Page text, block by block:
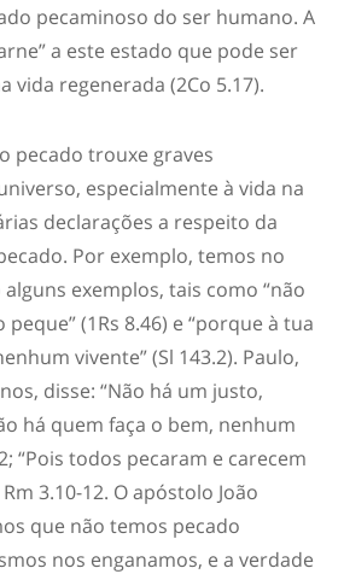
pecaminoso do ser humano. A
a este estado que pode ser
vida regenerada (2Co 5.17).
pecado trouxe graves
especialmente à vida na
declarações a respeito da
Por exemplo, temos no
exemplos, tais como “não
(1Rs 8.46) e “porque à tua
vivente” (Sl 143.2). Paulo,
disse: “Não há um justo,
há quem faça o bem, nenhum
“Pois todos pecaram e carecem
3.10-12. O apóstolo João
que não temos pecado
nos enganamos, e a verdade